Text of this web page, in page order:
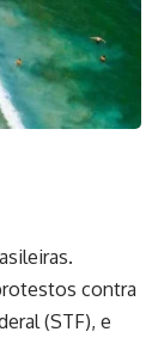
contra
(STF), e